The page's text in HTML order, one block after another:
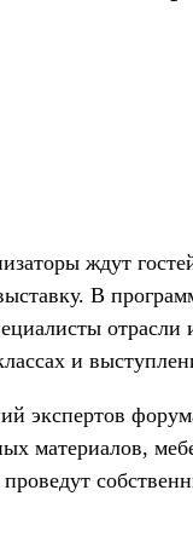
ждут
В
отрасли
и
экспертов
материалов,